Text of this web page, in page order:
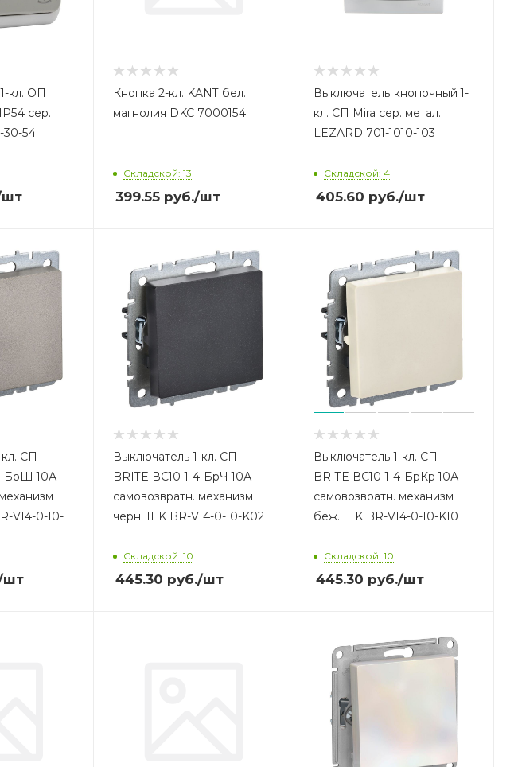
кл. ОП
сер.
30-54
Кнопка 2-кл. KANT бел.
магнолия DKC 7000154
Складской: 13
399.55 руб./шт
Выключатель кнопочный 1-
кл. СП Mira сер. метал.
LEZARD 701-1010-103
Складской: 4
405.60 руб./шт
СП
БрШ 10А
V14-0-10-
Выключатель 1-кл. СП
BRITE ВС10-1-4-БрЧ 10А
самовозвратн. механизм
черн. IEK BR-V14-0-10-K02
Складской: 10
445.30 руб./шт
Выключатель 1-кл. СП
BRITE ВС10-1-4-БрКр 10А
самовозвратн. механизм
беж. IEK BR-V14-0-10-K10
Складской: 10
445.30 руб./шт